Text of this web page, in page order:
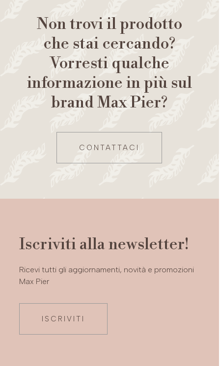
Non trovi il prodotto
che stai cercando?
Vorresti qualche
informazione in più sul
brand Max Pier?
CONTATTACI
Iscriviti alla newsletter!
Ricevi tutti gli aggiornamenti, novità e promozioni
Max Pier
ISCRIVITI